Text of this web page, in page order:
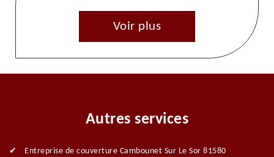
Voir plus
Autres services
Entreprise de couverture Cambounet Sur Le Sor 81580